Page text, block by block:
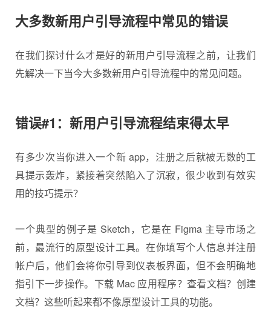
大多数新用户引导流程中常见的错误
在我们探讨什么才是好的新用户引导流程之前，让我们
先解决一下当今大多数新用户引导流程中的常见问题。
错误#1：新用户引导流程结束得太早
有多少次当你进入一个新 app，注册之后就被无数的工
具提示轰炸，紧接着突然陷入了沉寂，很少收到有效实
用的技巧提示？
一个典型的例子是 Sketch，它是在 Figma 主导市场之
前，最流行的原型设计工具。在你填写个人信息并注册
帐户后，他们会将你引导到仪表板界面，但不会明确地
指引下一步操作。下载 Mac 应用程序？查看文档？创建
文档？这些听起来都不像原型设计工具的功能。